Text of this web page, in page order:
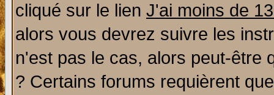
cliqué sur le lien J'ai moins de
alors vous devrez suivre les
n'est pas le cas, alors peut-être
? Certains forums requièrent